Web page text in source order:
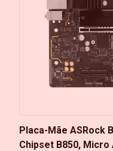
Placa-Mãe ASRock
Chipset B850, Micro